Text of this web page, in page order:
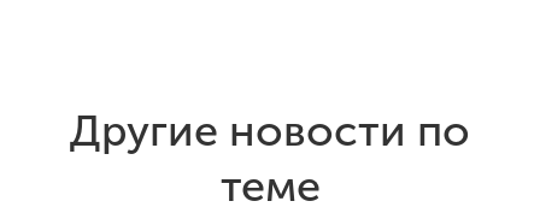
Другие новости по
теме